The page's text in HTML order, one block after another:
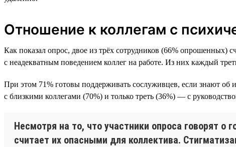
Отношение к коллегам с
Как показал опрос, двое из трёх сотрудников (66% опрошенных)
с неадекватным поведением коллег на работе. Из них каждый
При этом 71% готовы поддерживать сослуживцев, если знают об
с близкими коллегами (70%) и только треть (36%) — с
Несмотря на то, что участники опроса говорят о
считает их опасными для коллектива.